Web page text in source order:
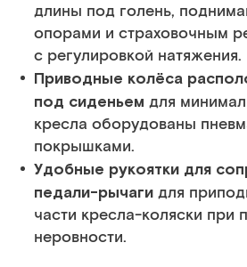
длины под голень,
опорами и страховочным
с регулировкой натяжения.
Приводные колёса
под сиденьем для
кресла оборудованы
покрышками.
Удобные рукоятки для
педали-рычаги для
части кресла-коляски при
неровности.